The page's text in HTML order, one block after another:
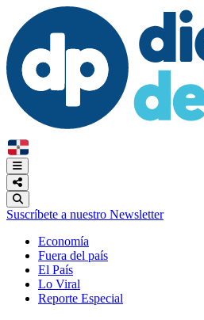
Suscríbete a nuestro Newsletter
Economía
Fuera del país
El País
Lo Viral
Reporte Especial